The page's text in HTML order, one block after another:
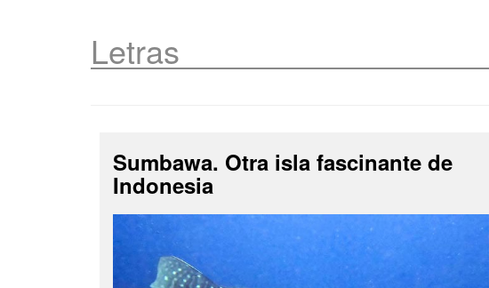
Letras
Sumbawa. Otra isla fascinante de
Indonesia